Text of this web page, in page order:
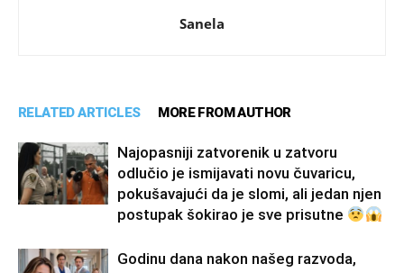
Sanela
RELATED ARTICLES MORE FROM AUTHOR
Najopasniji zatvorenik u zatvoru
odlučio je ismijavati novu čuvaricu,
pokušavajući da je slomi, ali jedan njen
postupak šokirao je sve prisutne
Godinu dana nakon našeg razvoda,